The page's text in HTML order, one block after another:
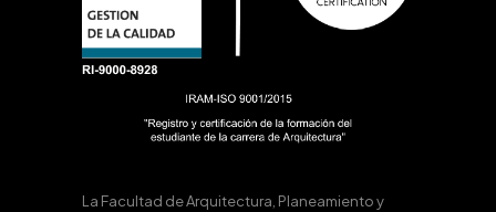
La Facultad de Arquitectura, Planeamiento y